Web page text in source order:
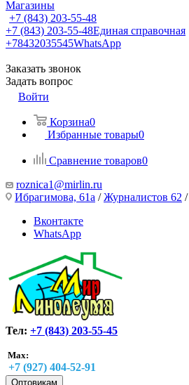
Магазины
+7 (843) 203-55-48
+7 (843) 203-55-48Единая справочная
+78432035545WhatsApp
Заказать звонок
Задать вопрос
Войти
Корзина0
Избранные товары0
Сравнение товаров0
roznica1@mirlin.ru
Ибрагимова, 61а /Журналистов 62 /
Вконтакте
WhatsApp
Тел: +7 (843) 203-55-45
Max:
+7 (927) 404-52-91
Оптовикам